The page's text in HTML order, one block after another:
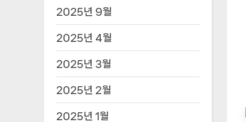
2025년 9월
2025년 4월
2025년 3월
2025년 2월
2025년 1월